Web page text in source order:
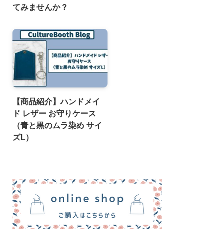
てみませんか？
【商品紹介】ハンドメイ
ド レザー お守りケース
（青と黒のムラ染め サイ
ズL）